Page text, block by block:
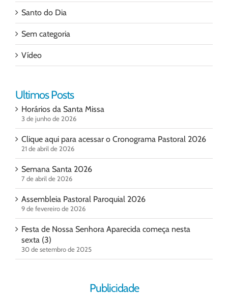
Santo do Dia
Sem categoria
Vídeo
Ultimos Posts
Horários da Santa Missa
3 de junho de 2026
Clique aqui para acessar o Cronograma Pastoral 2026
21 de abril de 2026
Semana Santa 2026
7 de abril de 2026
Assembleia Pastoral Paroquial 2026
9 de fevereiro de 2026
Festa de Nossa Senhora Aparecida começa nesta
sexta (3)
30 de setembro de 2025
Publicidade